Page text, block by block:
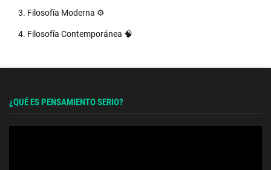
3. Filosofía Moderna ⚙️
4. Filosofía Contemporánea 🧠
¿QUÉ ES PENSAMIENTO SERIO?